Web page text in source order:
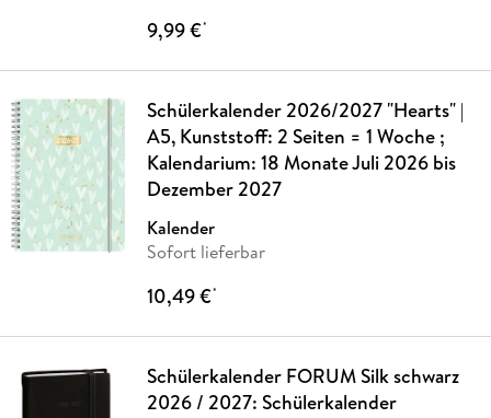
9,99 €*
Schülerkalender 2026/2027 "Hearts" |
A5, Kunststoff: 2 Seiten = 1 Woche ;
Kalendarium: 18 Monate Juli 2026 bis
Dezember 2027
Kalender
Sofort lieferbar
10,49 €*
Schülerkalender FORUM Silk schwarz
2026 / 2027: Schülerkalender